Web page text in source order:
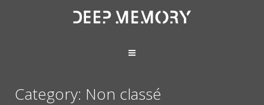
Category: Non classé